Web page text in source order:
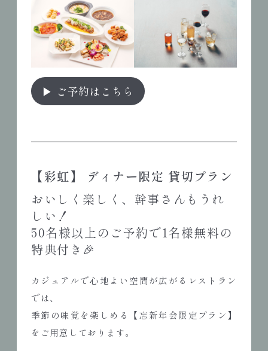
▶ ご予約はこちら
【彩虹】
ディナー限定 貸切プラン
おいしく楽しく、幹事さんもうれ
しい！
50名様以上のご予約で1名様無料の
特典付き🎉
カジュアルで心地よい空間が広がるレストラン
では、
季節の味覚を楽しめる【忘新年会限定プラン】
をご用意しております。